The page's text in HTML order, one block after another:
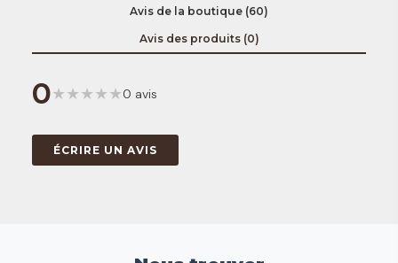
Avis de la boutique (60)
Avis des produits (0)
0★★★★★0 avis
ÉCRIRE UN AVIS